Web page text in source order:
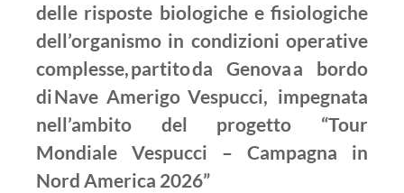
delle risposte biologiche e fisiologiche
dell’organismo in condizioni operative
complesse, partito da Genova a bordo
di Nave Amerigo Vespucci, impegnata
nell’ambito del progetto “Tour
Mondiale Vespucci – Campagna in
Nord America 2026”